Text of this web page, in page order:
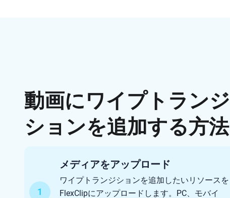
動画にワイプトランジ
ションを追加する方法
1
メディアをアップロード
ワイプトランジションを追加したいリソースを
FlexClipにアップロードします。PC、モバイ